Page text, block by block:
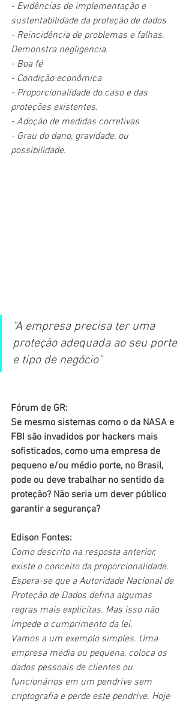
- Evidências de implementação e
sustentabilidade da proteção de dados
- Reincidência de problemas e falhas.
Demonstra negligencia.
- Boa fé
- Condição econômica
- Proporcionalidade do caso e das
proteções existentes.
- Adoção de medidas corretivas
- Grau do dano, gravidade, ou
possibilidade.
"A empresa precisa ter uma
proteção adequada ao seu porte
e tipo de negócio"
Fórum de GR:
Se mesmo sistemas como o da NASA e
FBI são invadidos por hackers mais
sofisticados, como uma empresa de
pequeno e/ou médio porte, no Brasil,
pode ou deve trabalhar no sentido da
proteção? Não seria um dever público
garantir a segurança?
Edison Fontes:
Como descrito na resposta anterior,
existe o conceito da proporcionalidade.
Espera-se que a Autoridade Nacional de
Proteção de Dados defina algumas
regras mais explícitas. Mas isso não
impede o cumprimento da lei.
Vamos a um exemplo simples. Uma
empresa média ou pequena, coloca os
dados pessoais de clientes ou
funcionários em um pendrive sem
criptografia e perde este pendrive. Hoje